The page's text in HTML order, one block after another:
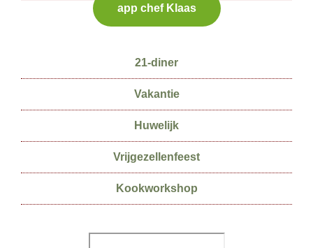
app chef Klaas
21-diner
Vakantie
Huwelijk
Vrijgezellenfeest
Kookworkshop